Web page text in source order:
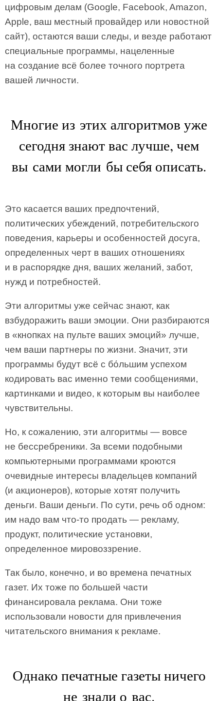
цифровым делам (Google, Facebook, Amazon,
Apple, ваш местный провайдер или новостной
сайт), остаются ваши следы, и везде работают
специальные программы, нацеленные
на создание всё более точного портрета
вашей личности.
Многие из этих алгоритмов уже
сегодня знают вас лучше, чем
вы сами могли бы себя описать.
Это касается ваших предпочтений,
политических убеждений, потребительского
поведения, карьеры и особенностей досуга,
определенных черт в ваших отношениях
и в распорядке дня, ваших желаний, забот,
нужд и потребностей.
Эти алгоритмы уже сейчас знают, как
взбудоражить ваши эмоции. Они разбираются
в «кнопках на пульте ваших эмоций» лучше,
чем ваши партнеры по жизни. Значит, эти
программы будут всё с бόльшим успехом
кодировать вас именно теми сообщениями,
картинками и видео, к которым вы наиболее
чувствительны.
Но, к сожалению, эти алгоритмы — вовсе
не бессребреники. За всеми подобными
компьютерными программами кроются
очевидные интересы владельцев компаний
(и акционеров), которые хотят получить
деньги. Ваши деньги. По сути, речь об одном:
им надо вам что-то продать — рекламу,
продукт, политические установки,
определенное мировоззрение.
Так было, конечно, и во времена печатных
газет. Их тоже по большей части
финансировала реклама. Они тоже
использовали новости для привлечения
читательского внимания к рекламе.
Однако печатные газеты ничего
не знали о вас.